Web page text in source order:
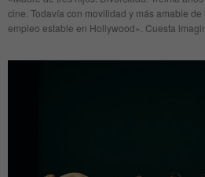
cine. Todavía con movilidad y más amable
empleo estable en Hollywood». Cuesta